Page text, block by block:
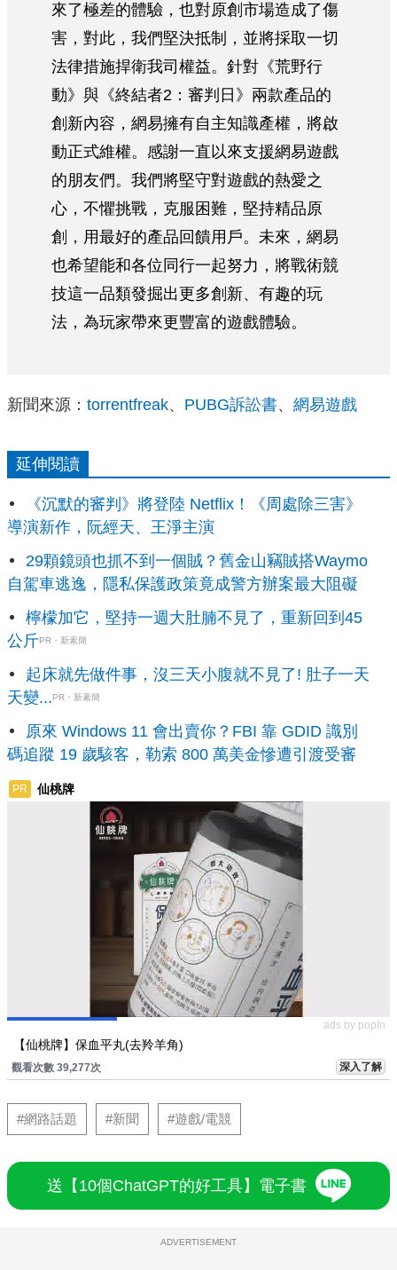
來了極差的體驗，也對原創市場造成了傷
害，對此，我們堅決抵制，並將採取一切
法律措施捍衛我司權益。針對《荒野行
動》與《終結者2：審判日》兩款產品的
創新內容，網易擁有自主知識產權，將啟
動正式維權。感謝一直以來支援網易遊戲
的朋友們。我們將堅守對遊戲的熱愛之
心，不懼挑戰，克服困難，堅持精品原
創，用最好的產品回饋用戶。未來，網易
也希望能和各位同行一起努力，將戰術競
技這一品類發掘出更多創新、有趣的玩
法，為玩家帶來更豐富的遊戲體驗。
新聞來源： torrentfreak、 PUBG訴訟書、 網易遊戲
延伸閱讀
《沉默的審判》將登陸 Netflix！《周處除三害》
導演新作，阮經天、王淨主演
29顆鏡頭也抓不到一個賊？舊金山竊賊搭Waymo
自駕車逃逸，隱私保護政策竟成警方辦案最大阻礙
檸檬加它，堅持一週大肚腩不見了，重新回到45
公斤PR・新素簡
起床就先做件事，沒三天小腹就不見了! 肚子一天
天變...PR・新素簡
原來 Windows 11 會出賣你？FBI 靠 GDID 識別
碼追蹤 19 歲駭客，勒索 800 萬美金慘遭引渡受審
PR 仙桃牌
ads by popIn
【仙桃牌】保血平丸(去羚羊角)
觀看次數 39,277次 深入了解
#網路話題 #新聞 #遊戲/電競
送【10個ChatGPT的好工具】電子書
ADVERTISEMENT